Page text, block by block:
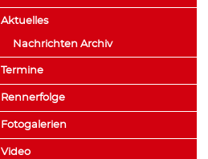
Aktuelles
Nachrichten Archiv
Termine
Rennerfolge
Fotogalerien
Video